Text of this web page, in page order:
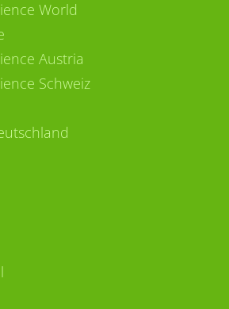
World
Austria
Schweiz